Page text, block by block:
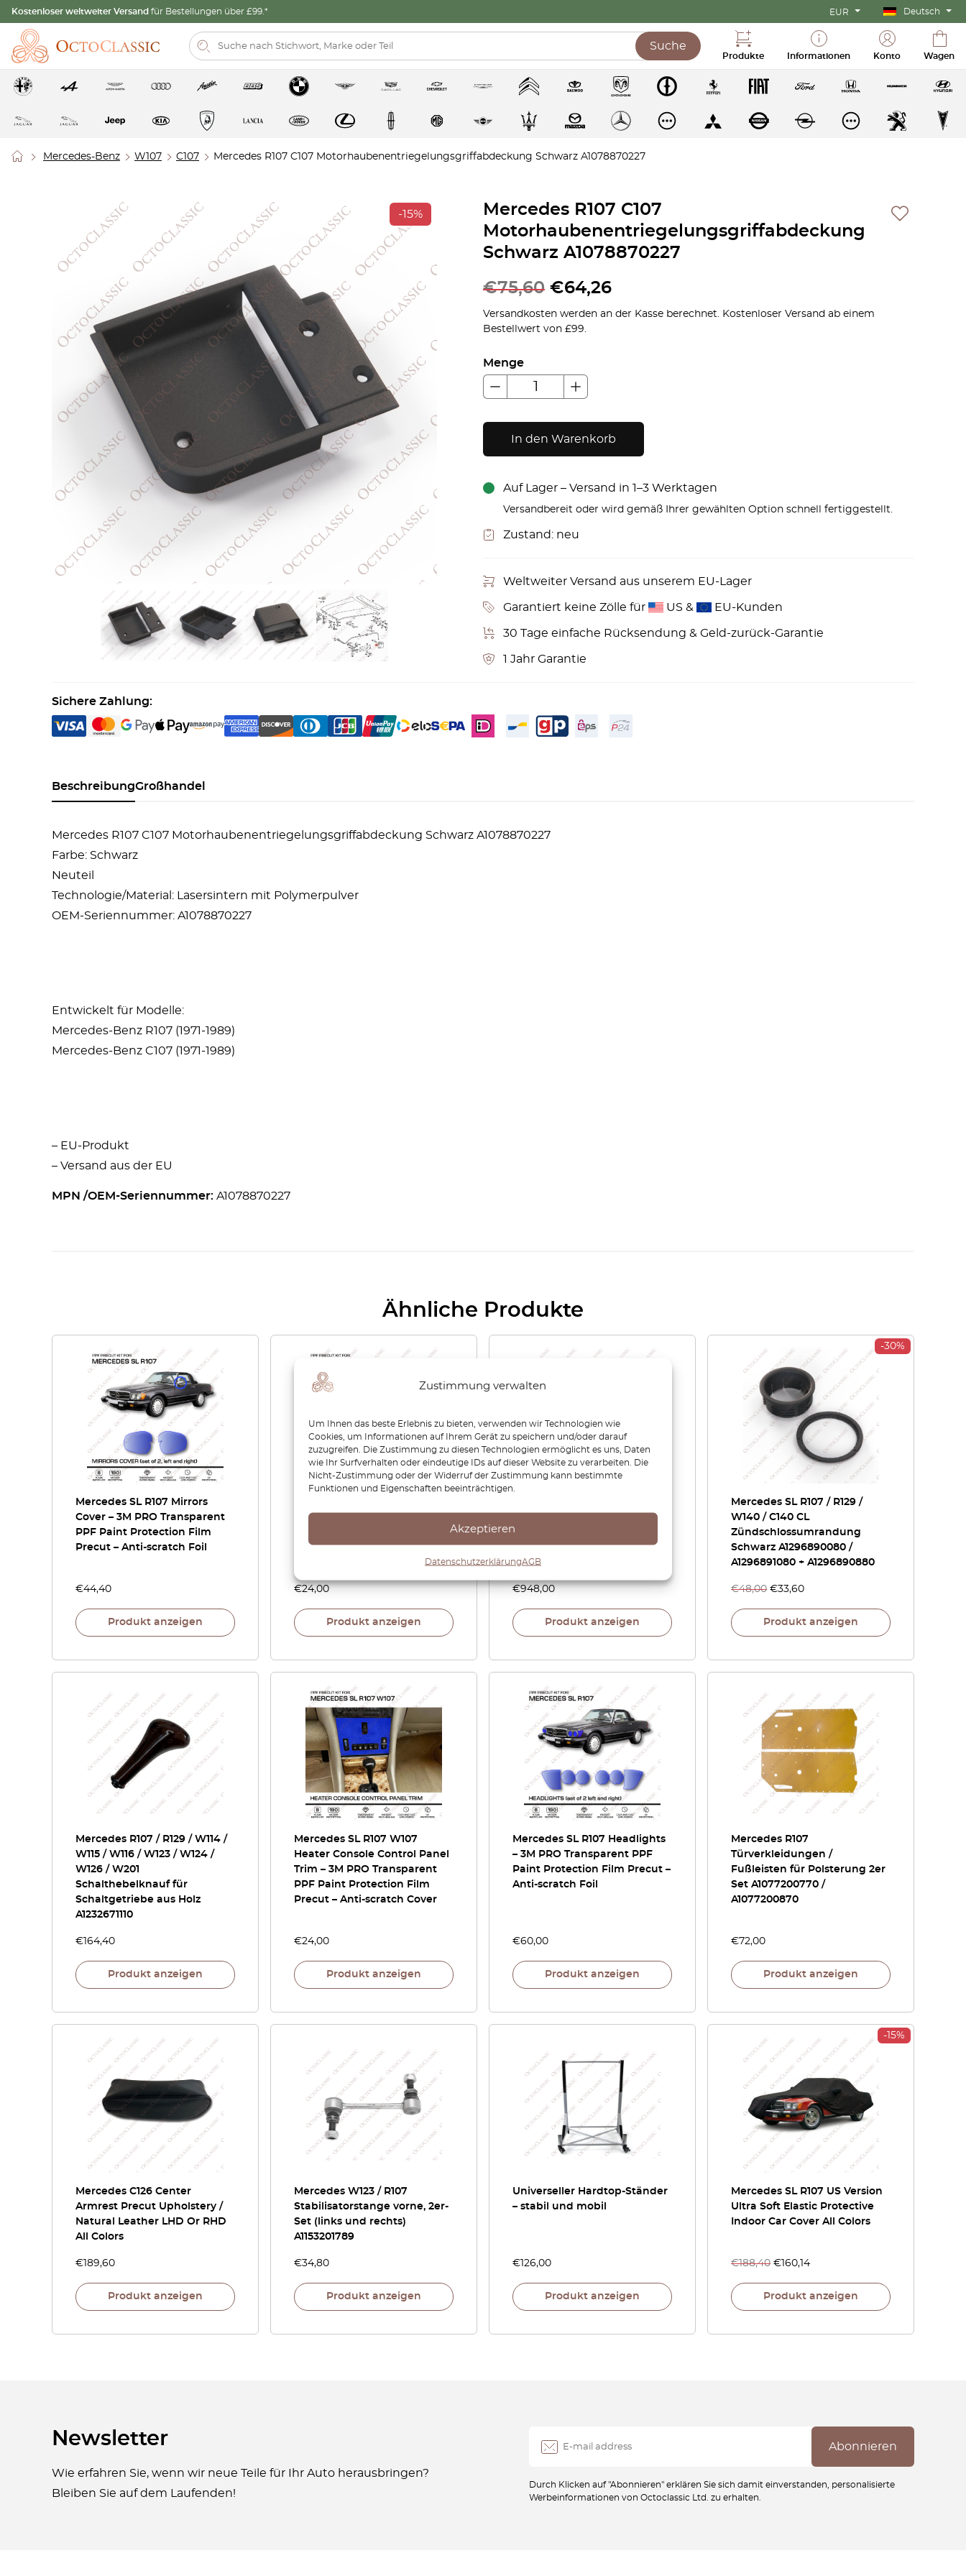
Zustimmung verwalten
Um Ihnen das beste Erlebnis zu bieten, verwenden wir Technologien wie
Cookies, um Informationen auf Ihrem Gerät zu speichern und/oder darauf
zuzugreifen. Die Zustimmung zu diesen Technologien ermöglicht es uns, Daten
wie Ihr Surfverhalten oder eindeutige IDs auf dieser Website zu verarbeiten. Die
Nicht-Zustimmung oder der Widerruf der Zustimmung kann bestimmte
Funktionen und Eigenschaften beeinträchtigen.
Akzeptieren
DatenschutzerklärungAGB
Kostenloser weltweiter Versand für Bestellungen über £99.* EUR Deutsch
Suche
Produkte Informationen Konto Wagen
Mercedes-Benz W107 C107 Mercedes R107 C107 Motorhaubenentriegelungsgriffabdeckung Schwarz A1078870227
-15%
Mercedes R107 C107
Motorhaubenentriegelungsgriffabdeckung
Schwarz A1078870227
€75,60 €64,26
Versandkosten werden an der Kasse berechnet. Kostenloser Versand ab einem
Bestellwert von £99.
Menge
In den Warenkorb
Auf Lager – Versand in 1–3 Werktagen
Versandbereit oder wird gemäß Ihrer gewählten Option schnell fertiggestellt.
Zustand: neu
Weltweiter Versand aus unserem EU-Lager
Garantiert keine Zölle für US & EU-Kunden
30 Tage einfache Rücksendung & Geld-zurück-Garantie
1 Jahr Garantie
Sichere Zahlung:
BeschreibungGroßhandel
Mercedes R107 C107 Motorhaubenentriegelungsgriffabdeckung Schwarz A1078870227
Farbe: Schwarz
Neuteil
Technologie/Material: Lasersintern mit Polymerpulver
OEM-Seriennummer: A1078870227
Entwickelt für Modelle:
Mercedes-Benz R107 (1971-1989)
Mercedes-Benz C107 (1971-1989)
– EU-Produkt
– Versand aus der EU
MPN /OEM-Seriennummer: A1078870227
Ähnliche Produkte
Mercedes SL R107 Mirrors
Cover – 3M PRO Transparent
PPF Paint Protection Film
Precut – Anti-scratch Foil
€44,40
Produkt anzeigen
handle cup – PPF Paint
scratch Foil
€24,00
Produkt anzeigen
Rechtslenker, alle Farben
€948,00
Produkt anzeigen
-30%
Mercedes SL R107 / R129 /
W140 / C140 CL
Zündschlossumrandung
Schwarz A1296890080 /
A1296891080 + A1296890880
€48,00 €33,60
Produkt anzeigen
Mercedes R107 / R129 / W114 /
W115 / W116 / W123 / W124 /
W126 / W201
Schalthebelknauf für
Schaltgetriebe aus Holz
A1232671110
€ 164,40
Produkt anzeigen
Mercedes SL R107 W107
Heater Console Control Panel
Trim – 3M PRO Transparent
PPF Paint Protection Film
Precut – Anti-scratch Cover
€24,00
Produkt anzeigen
Mercedes SL R107 Headlights
– 3M PRO Transparent PPF
Paint Protection Film Precut –
Anti-scratch Foil
€60,00
Produkt anzeigen
Mercedes R107
Türverkleidungen /
Fußleisten für Polsterung 2er
Set A1077200770 /
A1077200870
€72,00
Produkt anzeigen
Mercedes C126 Center
Armrest Precut Upholstery /
Natural Leather LHD Or RHD
All Colors
€ 189,60
Produkt anzeigen
Mercedes W123 / R107
Stabilisatorstange vorne, 2er-
Set (links und rechts)
A1153201789
€34,80
Produkt anzeigen
Universeller Hardtop-Ständer
– stabil und mobil
€ 126,00
Produkt anzeigen
-15%
Mercedes SL R107 US Version
Ultra Soft Elastic Protective
Indoor Car Cover All Colors
€188,40 € 160,14
Produkt anzeigen
Newsletter
Wie erfahren Sie, wenn wir neue Teile für Ihr Auto herausbringen?
Bleiben Sie auf dem Laufenden!
Durch Klicken auf "Abonnieren" erklären Sie sich damit einverstanden, personalisierte
Werbeinformationen von Octoclassic Ltd. zu erhalten.